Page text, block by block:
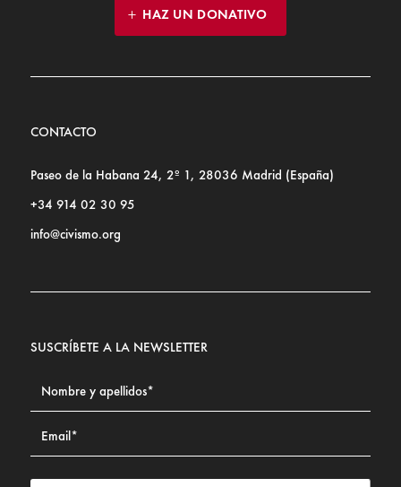
HAZ UN DONATIVO
CONTACTO
Paseo de la Habana 24, 2º 1, 28036 Madrid (España)
+34 914 02 30 95
info@civismo.org
SUSCRÍBETE A LA NEWSLETTER